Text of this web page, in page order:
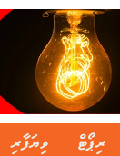
ރިޕޯޓް ވިޔަފާރި